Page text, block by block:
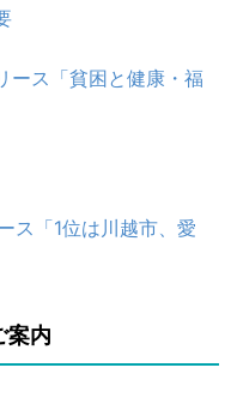
ス「貧困と健康・福
「1位は川越市、愛
案内